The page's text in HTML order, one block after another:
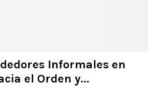
Informales en
el Orden y...